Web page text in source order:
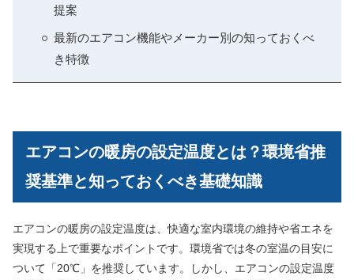
提案
最新のエアコン機能やメーカー別の知っておくべ
き特徴
エアコンの暖房の設定温度とは？環境省推
奨基準と知っておくべき基礎知識
エアコンの暖房の設定温度は、快適な室内環境の維持や省エネを
実現する上で重要なポイントです。環境省では冬の室温の目安に
ついて「20℃」を推奨しています。しかし、エアコンの設定温度